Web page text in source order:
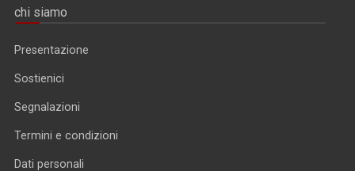
chi siamo
Presentazione
Sostienici
Segnalazioni
Termini e condizioni
Dati personali